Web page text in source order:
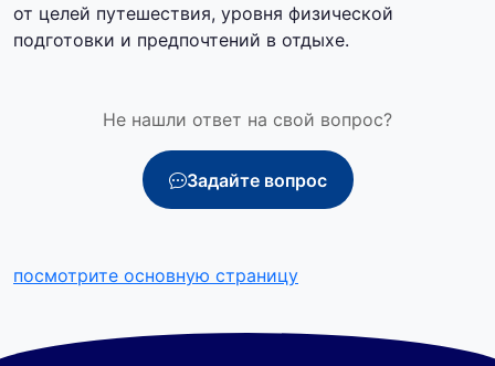
от целей путешествия, уровня физической
подготовки и предпочтений в отдыхе.
Не нашли ответ на свой вопрос?
Задайте вопрос
посмотрите основную страницу